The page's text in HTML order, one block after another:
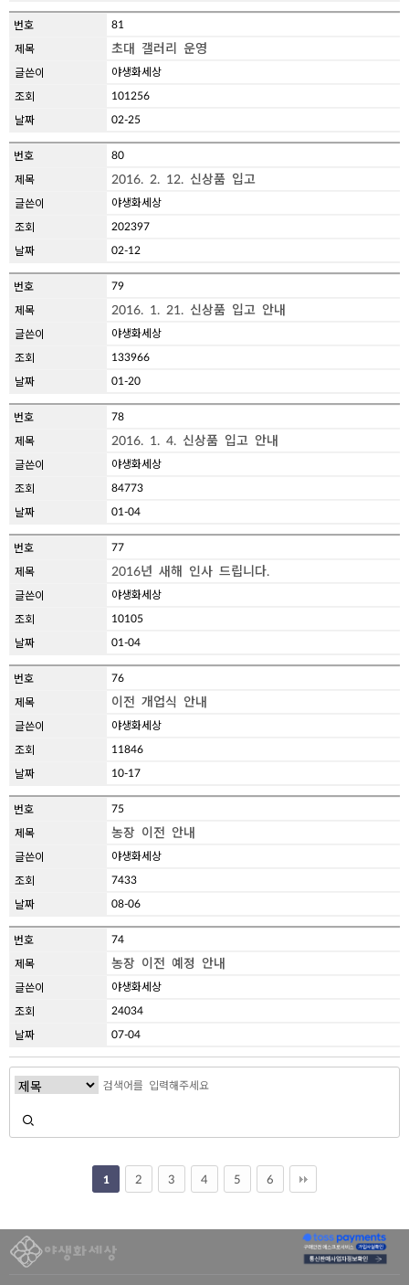
81
초대 갤러리 운영
야생화세상
101256
02-25
80
2016. 2. 12. 신상품 입고
야생화세상
202397
02-12
79
2016. 1. 21. 신상품 입고 안내
야생화세상
133966
01-20
78
2016. 1. 4. 신상품 입고 안내
야생화세상
84773
01-04
77
2016년 새해 인사 드립니다.
야생화세상
10105
01-04
76
이전 개업식 안내
야생화세상
11846
10-17
75
농장 이전 안내
야생화세상
7433
08-06
74
농장 이전 예정 안내
야생화세상
24034
07-04
1 2 3 4 5 6